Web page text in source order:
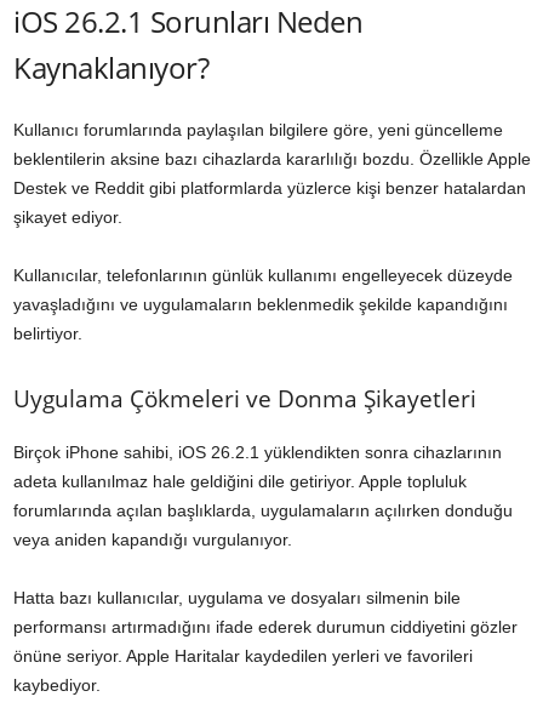
iOS 26.2.1 Sorunları Neden
Kaynaklanıyor?
Kullanıcı forumlarında paylaşılan bilgilere göre, yeni güncelleme
beklentilerin aksine bazı cihazlarda kararlılığı bozdu. Özellikle Apple
Destek ve Reddit gibi platformlarda yüzlerce kişi benzer hatalardan
şikayet ediyor.
Kullanıcılar, telefonlarının günlük kullanımı engelleyecek düzeyde
yavaşladığını ve uygulamaların beklenmedik şekilde kapandığını
belirtiyor.
Uygulama Çökmeleri ve Donma Şikayetleri
Birçok iPhone sahibi, iOS 26.2.1 yüklendikten sonra cihazlarının
adeta kullanılmaz hale geldiğini dile getiriyor. Apple topluluk
forumlarında açılan başlıklarda, uygulamaların açılırken donduğu
veya aniden kapandığı vurgulanıyor.
Hatta bazı kullanıcılar, uygulama ve dosyaları silmenin bile
performansı artırmadığını ifade ederek durumun ciddiyetini gözler
önüne seriyor. Apple Haritalar kaydedilen yerleri ve favorileri
kaybediyor.